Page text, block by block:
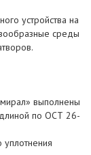
устройства на
среды
выполнены
длиной по ОСТ 26-
уплотнения